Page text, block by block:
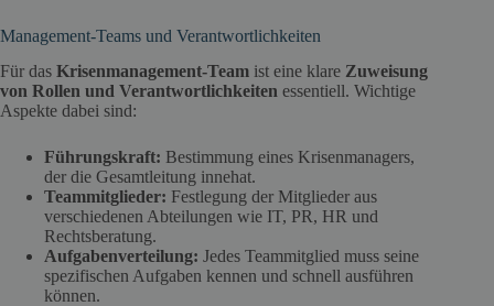
Management-Teams und Verantwortlichkeiten
Für das Krisenmanagement-Team ist eine klare Zuweisung
von Rollen und Verantwortlichkeiten essentiell. Wichtige
Aspekte dabei sind:
Führungskraft: Bestimmung eines Krisenmanagers,
der die Gesamtleitung innehat.
Teammitglieder: Festlegung der Mitglieder aus
verschiedenen Abteilungen wie IT, PR, HR und
Rechtsberatung.
Aufgabenverteilung: Jedes Teammitglied muss seine
spezifischen Aufgaben kennen und schnell ausführen
können.